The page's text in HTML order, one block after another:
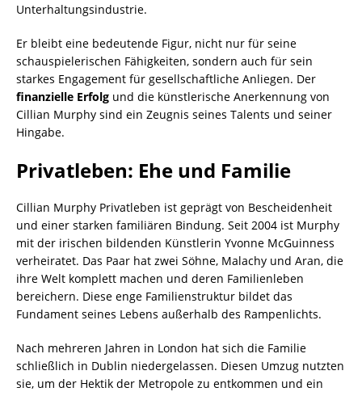
Unterhaltungsindustrie.
Er bleibt eine bedeutende Figur, nicht nur für seine
schauspielerischen Fähigkeiten, sondern auch für sein
starkes Engagement für gesellschaftliche Anliegen. Der
finanzielle Erfolg und die künstlerische Anerkennung von
Cillian Murphy sind ein Zeugnis seines Talents und seiner
Hingabe.
Privatleben: Ehe und Familie
Cillian Murphy Privatleben ist geprägt von Bescheidenheit
und einer starken familiären Bindung. Seit 2004 ist Murphy
mit der irischen bildenden Künstlerin Yvonne McGuinness
verheiratet. Das Paar hat zwei Söhne, Malachy und Aran, die
ihre Welt komplett machen und deren Familienleben
bereichern. Diese enge Familienstruktur bildet das
Fundament seines Lebens außerhalb des Rampenlichts.
Nach mehreren Jahren in London hat sich die Familie
schließlich in Dublin niedergelassen. Diesen Umzug nutzten
sie, um der Hektik der Metropole zu entkommen und ein